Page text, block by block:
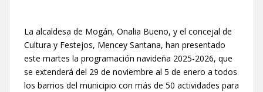
La alcaldesa de Mogán, Onalia Bueno, y el concejal de
Cultura y Festejos, Mencey Santana, han presentado
este martes la programación navideña 2025-2026, que
se extenderá del 29 de noviembre al 5 de enero a todos
los barrios del municipio con más de 50 actividades para